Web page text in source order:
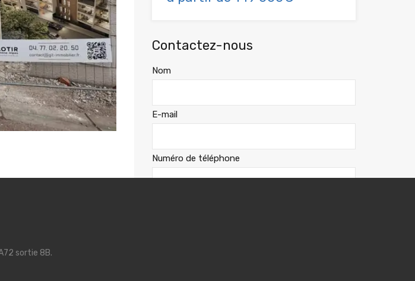
Contactez-nous
Nom
E-mail
Numéro de téléphone
sortie 8B.